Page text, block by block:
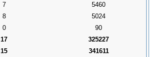
7
5460
8
5024
0
90
17
325227
15
341611